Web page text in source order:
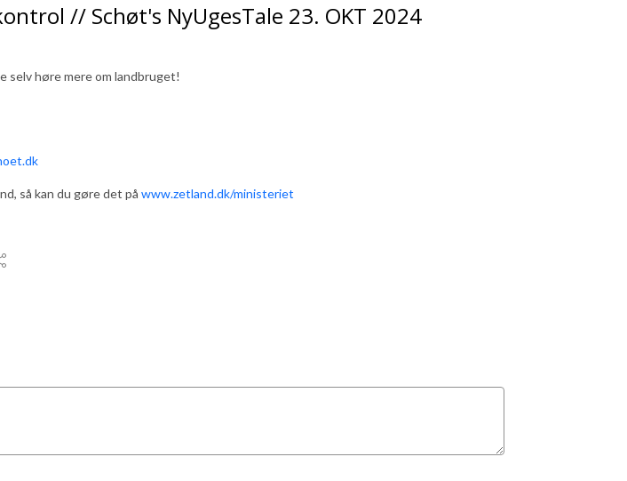
// Schøt's NyUgesTale 23. OKT 2024
selv høre mere om landbruget!
så kan du gøre det på www.zetland.dk/ministeriet